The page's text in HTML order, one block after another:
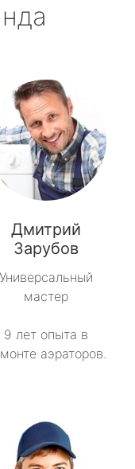
Дмитрий
Зарубов
Универсальный
мастер
9 лет опыта в
аэраторов.